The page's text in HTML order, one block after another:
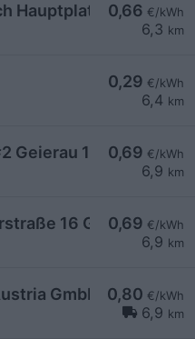
0,66 €/kWh
6,3 km
Hauptplatz LG1
0,29 €/kWh
6,4 km
0,69 €/kWh
6,9 km
Geierau 1 Haag am
0,69 €/kWh
6,9 km
16 Grieskirchen
0,80 €/kWh
6,9 km
GmbH - Haag am